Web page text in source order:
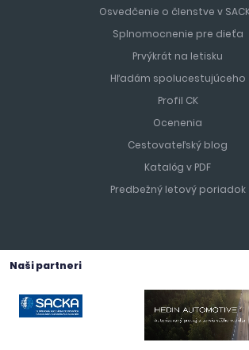
Osvedčenie o členstve v
Splnomocnenie pre dieťa
Prvýkrát na letisku
Hľadám spolucestujúceho
Profil CK
Ocenenia
Cestovateľský blog
Katalóg v PDF
Predbežný letový poriadok
Naši partneri